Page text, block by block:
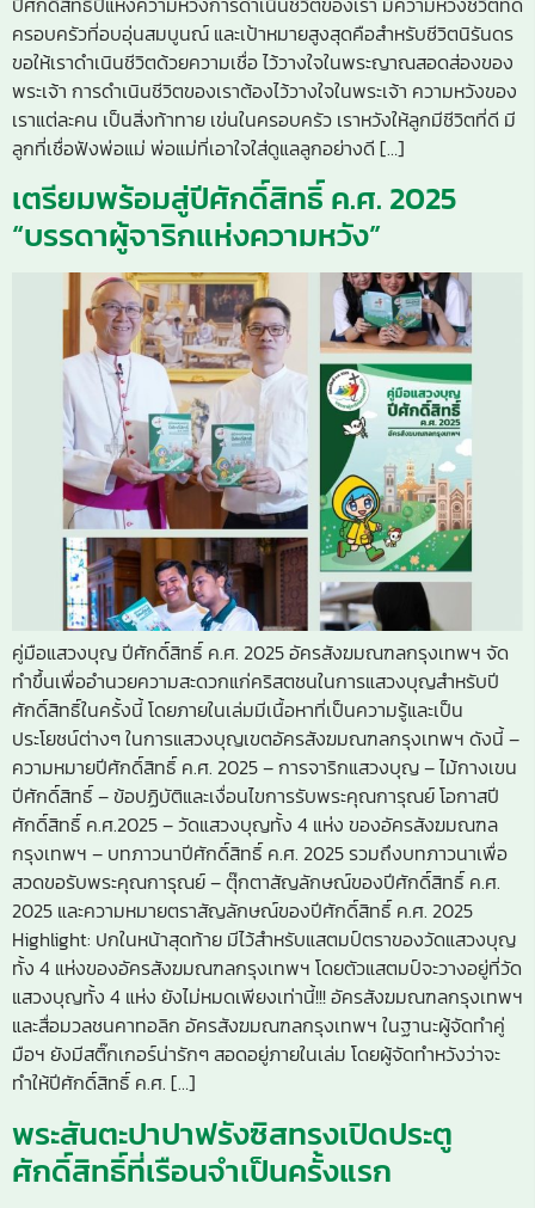
ครอบครัวที่อบอุ่นสมบูนณ์ และเป้าหมายสูงสุดคือสำหรับชีวิตนิรันดร
ขอให้เราดำเนินชีวิตด้วยความเชื่อ ไว้วางใจในพระญาณสอดส่องของ
พระเจ้า การดำเนินชีวิตของเราต้องไว้วางใจในพระเจ้า ความหวังของ
เราแต่ละคน เป็นสิ่งท้าทาย เข่นในครอบครัว เราหวังให้ลูกมีชีวิตที่ดี มี
ลูกที่เชื่อฟังพ่อแม่ พ่อแม่ที่เอาใจใส่ดูแลลูกอย่างดี […]
เตรียมพร้อมสู่ปีศักดิ์สิทธิ์ ค.ศ. 2025
“บรรดาผู้จาริกแห่งความหวัง”
คู่มือแสวงบุญ ปีศักดิ์สิทธิ์ ค.ศ. 2025 อัครสังฆมณฑลกรุงเทพฯ จัด
ทำขึ้นเพื่ออำนวยความสะดวกแก่คริสตชนในการแสวงบุญสำหรับปี
ศักดิ์สิทธิ์ในครั้งนี้ โดยภายในเล่มมีเนื้อหาที่เป็นความรู้และเป็น
ประโยชน์ต่างๆ ในการแสวงบุญเขตอัครสังฆมณฑลกรุงเทพฯ ดังนี้ –
ความหมายปีศักดิ์สิทธิ์ ค.ศ. 2025 – การจาริกแสวงบุญ – ไม้กางเขน
ปีศักดิ์สิทธิ์ – ข้อปฏิบัติและเงื่อนไขการรับพระคุณการุณย์ โอกาสปี
ศักดิ์สิทธิ์ ค.ศ.2025 – วัดแสวงบุญทั้ง 4 แห่ง ของอัครสังฆมณฑล
กรุงเทพฯ – บทภาวนาปีศักดิ์สิทธิ์ ค.ศ. 2025 รวมถึงบทภาวนาเพื่อ
สวดขอรับพระคุณการุณย์ – ตุ๊กตาสัญลักษณ์ของปีศักดิ์สิทธิ์ ค.ศ.
2025 และความหมายตราสัญลักษณ์ของปีศักดิ์สิทธิ์ ค.ศ. 2025
Highlight: ปกในหน้าสุดท้าย มีไว้สำหรับแสตมป์ตราของวัดแสวงบุญ
ทั้ง 4 แห่งของอัครสังฆมณฑลกรุงเทพฯ โดยตัวแสตมป์จะวางอยู่ที่วัด
แสวงบุญทั้ง 4 แห่ง ยังไม่หมดเพียงเท่านี้!!! อัครสังฆมณฑลกรุงเทพฯ
และสื่อมวลชนคาทอลิก อัครสังฆมณฑลกรุงเทพฯ ในฐานะผู้จัดทำคู่
มือฯ ยังมีสติ๊กเกอร์น่ารักๆ สอดอยู่ภายในเล่ม โดยผู้จัดทำหวังว่าจะ
ทำให้ปีศักดิ์สิทธิ์ ค.ศ. […]
พระสันตะปาปาฟรังซิสทรงเปิดประตู
ศักดิ์สิทธิ์ที่เรือนจำเป็นครั้งแรก